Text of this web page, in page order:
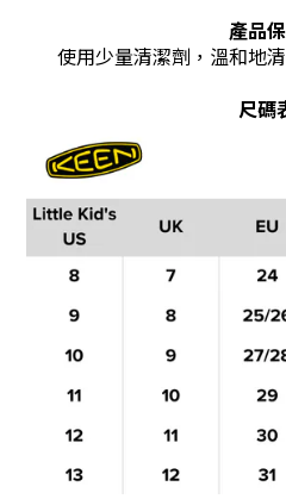
產品
使用少量清潔劑，溫和地
尺碼